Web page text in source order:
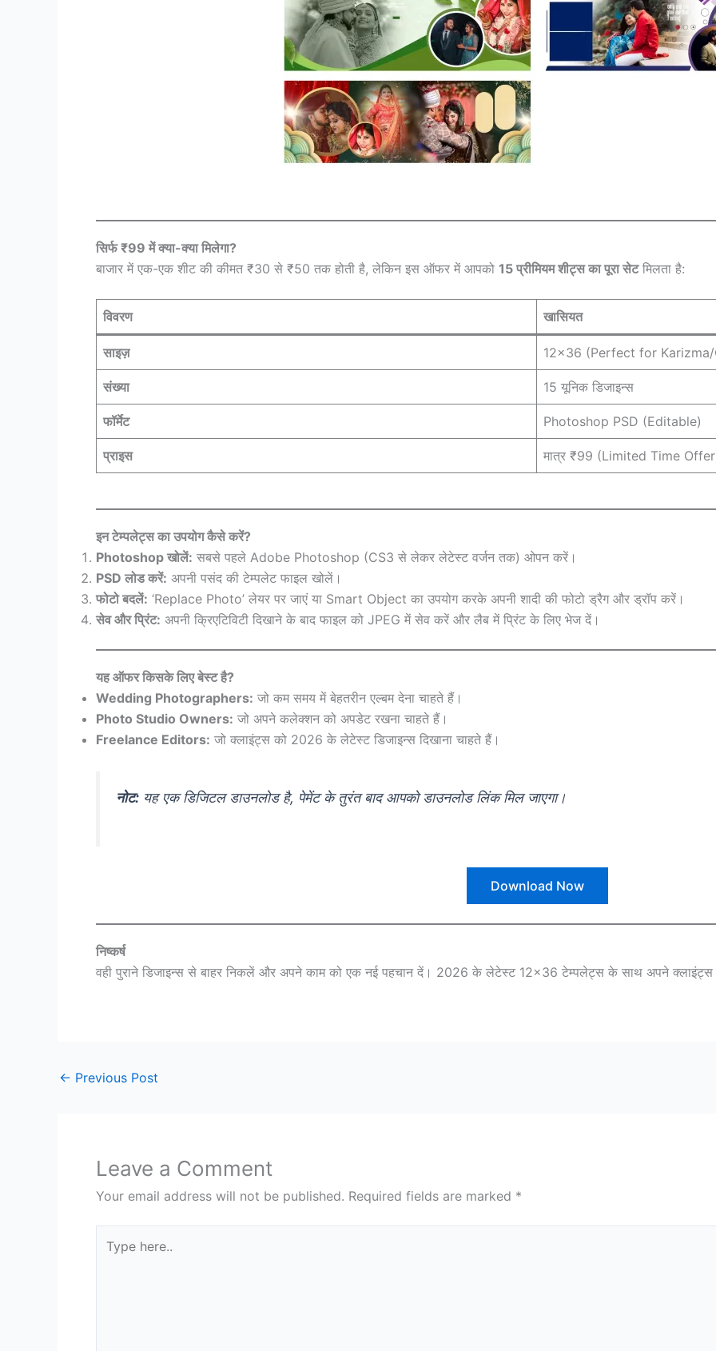
सिर्फ ₹99 में क्या-क्या मिलेगा?
बाजार में एक-एक शीट की कीमत ₹30 से ₹50 तक होती है, लेकिन इस ऑफर में आपको 15 प्रीमियम शीट्स का पूरा सेटमिलता है:
विवरण खासियत
साइज़ 12×36 (Perfect for Karizma/
संख्या 15 यूनिक डिजाइन्स
फॉर्मेट Photoshop PSD (Editable)
प्राइस मात्र ₹99 (Limited Time
इन टेम्पलेट्स का उपयोग कैसे करें?
Photoshop खोलें: सबसे पहले Adobe Photoshop (CS3 से लेकर लेटेस्ट वर्जन तक) ओपन करें।
PSD लोड करें: अपनी पसंद की टेम्पलेट फाइल खोलें।
फोटो बदलें: ‘Replace Photo’ लेयर पर जाएं या Smart Object का उपयोग करके अपनी शादी की फोटो ड्रैग और ड्रॉप करें।
सेव और प्रिंट: अपनी क्रिएटिविटी दिखाने के बाद फाइल को JPEG में सेव करें और लैब में प्रिंट के लिए भेज दें।
यह ऑफर किसके लिए बेस्ट है?
Wedding Photographers: जो कम समय में बेहतरीन एल्बम देना चाहते हैं।
Photo Studio Owners: जो अपने कलेक्शन को अपडेट रखना चाहते हैं।
Freelance Editors: जो क्लाइंट्स को 2026 के लेटेस्ट डिजाइन्स दिखाना चाहते हैं।
नोट: यह एक डिजिटल डाउनलोड है, पेमेंट के तुरंत बाद आपको डाउनलोड लिंक मिल जाएगा।
Download Now
निष्कर्ष
वही पुराने डिजाइन्स से बाहर निकलें और अपने काम को एक नई पहचान दें। 2026 के लेटेस्ट 12×36 टेम्पलेट्स के साथ अपने क्लाइंट्स
← Previous Post
Leave a Comment
Your email address will not be published. Required fields are marked *
here..